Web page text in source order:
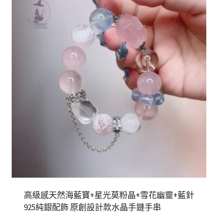
高級感天然海藍寶+星光莫粉晶+雪花幽靈+藍針
925純銀配飾 原創設計款水晶手鏈手串